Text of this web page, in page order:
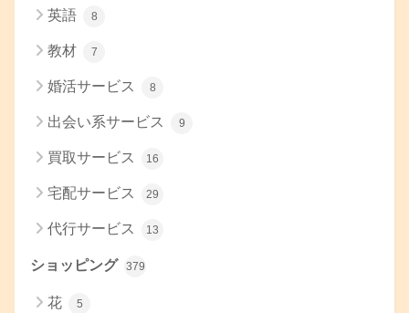
英語 8
教材 7
婚活サービス 8
出会い系サービス 9
買取サービス 16
宅配サービス 29
代行サービス 13
ショッピング 379
花 5